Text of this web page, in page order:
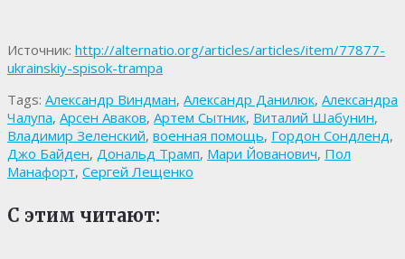
Источник: http://alternatio.org/articles/articles/item/77877-
ukrainskiy-spisok-trampa
Tags: Александр Виндман, Александр Данилюк, Александра
Чалупа, Арсен Аваков, Артем Сытник, Виталий Шабунин,
Владимир Зеленский, военная помощь, Гордон Сондленд,
Джо Байден, Дональд Трамп, Мари Йованович, Пол
Манафорт, Сергей Лещенко
С этим читают: